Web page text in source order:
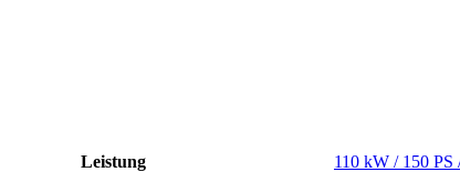
Leistung
110 kW / 150 PS